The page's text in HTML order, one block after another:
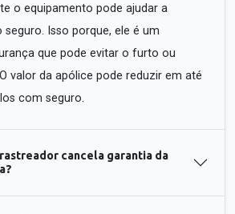
o equipamento pode ajudar a
Isso porque, ele é um
que pode evitar o furto ou
valor da apólice pode reduzir em até
com seguro.
cancela garantia da